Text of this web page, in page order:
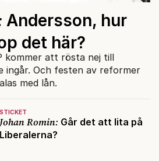
STICKET
Romin: Går det att lita på
Andersson, hur
det här?
kommer att rösta nej till
ingår. Och festen av reformer
med lån.